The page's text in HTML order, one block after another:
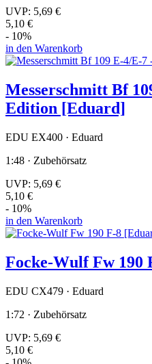
UVP: 5,69 €
5,10 €
- 10%
in den Warenkorb
Messerschmitt Bf
Edition [Eduard]
EDU EX400 · Eduard
1:48 · Zubehörsatz
UVP: 5,69 €
5,10 €
- 10%
in den Warenkorb
Focke-Wulf Fw 190
EDU CX479 · Eduard
1:72 · Zubehörsatz
UVP: 5,69 €
5,10 €